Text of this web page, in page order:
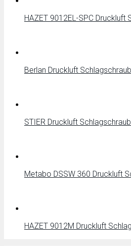
HAZET 9012EL-SPC Druckluft
Berlan Druckluft
STIER Druckluft
Metabo DSSW 360 Druckluft
HAZET 9012M Druckluft